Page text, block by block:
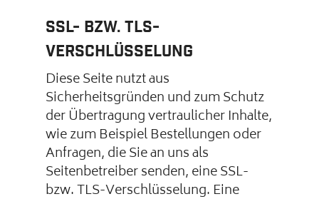
SSL- bzw. TLS-
Verschlüsselung
Diese Seite nutzt aus
Sicherheitsgründen und zum Schutz
der Übertragung vertraulicher Inhalte,
wie zum Beispiel Bestellungen oder
Anfragen, die Sie an uns als
Seitenbetreiber senden, eine SSL-
bzw. TLS-Verschlüsselung. Eine